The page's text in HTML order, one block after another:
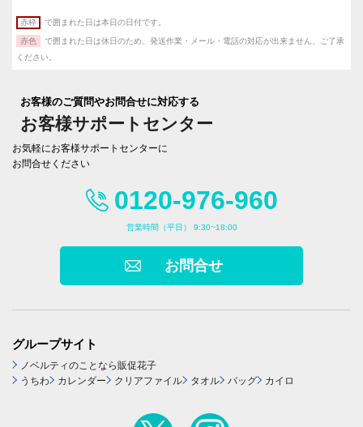
赤枠 で囲まれた日は本日の日付です。
赤色
で囲まれた日は休日のため、発送作業・メール・電話の対応が出来ません、ご了承
ください。
お客様のご質問やお問合せに対応する
お客様サポートセンター
お気軽にお客様サポートセンターに
お問合せください
0120-976-960
営業時間（平日） 9:30~18:00
お問合せ
グループサイト
ノベルティのことなら販促花子
うちわ
カレンダー クリアファイル タオル バッグ カイロ